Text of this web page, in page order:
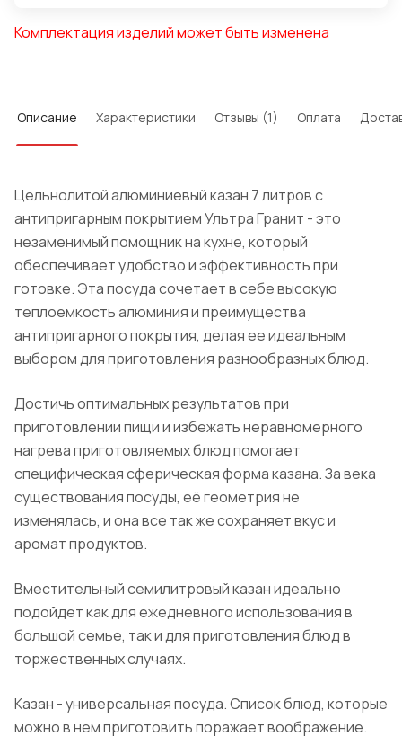
Комплектация изделий может быть изменена
Описание Характеристики Отзывы (1) Оплата
Цельнолитой алюминиевый казан 7 литров с
антипригарным покрытиемУльтраГранит - это
незаменимый помощник на кухне, который
обеспечивает удобство и эффективность при
готовке. Эта посуда сочетает в себе высокую
теплоемкость алюминия и преимущества
антипригарного покрытия, делая ее идеальным
выбором для приготовления разнообразных блюд.
Достичь оптимальных результатов при
приготовлении пищи и избежать неравномерного
нагрева приготовляемых блюд помогает
специфическая сферическая форма казана. За века
существования посуды, её геометрия не
изменялась, и она все так же сохраняет вкус и
аромат продуктов.
Вместительный семилитровый казан идеально
подойдет как для ежедневного использования в
большой семье, так и для приготовления блюд в
торжественных случаях.
Казан - универсальная посуда. Список блюд, которые
можно в нем приготовить поражает воображение.